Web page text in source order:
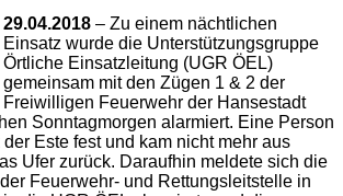
29.04.2018 – Zu einem nächtlichen
Einsatz wurde die Unterstützungsgruppe
Örtliche Einsatzleitung (UGR ÖEL)
gemeinsam mit den Zügen 1 & 2 der
Freiwilligen Feuerwehr der Hansestadt
Sonntagmorgen alarmiert. Eine Person
Este fest und kam nicht mehr aus
Ufer zurück. Daraufhin meldete sich die
Feuerwehr- und Rettungsleitstelle in